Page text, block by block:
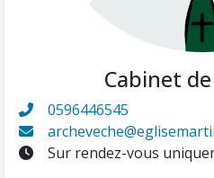
Cabinet
0596446545
Sur rendez-vous